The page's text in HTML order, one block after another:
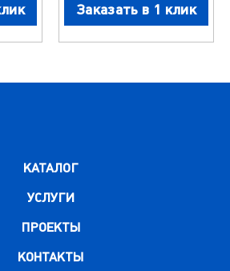
Заказать в 1 клик
КАТАЛОГ
УСЛУГИ
ПРОЕКТЫ
КОНТАКТЫ